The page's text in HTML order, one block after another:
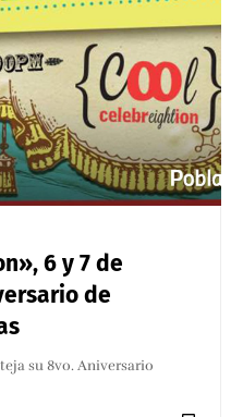
6 y 7 de
de
su 8vo. Aniversario